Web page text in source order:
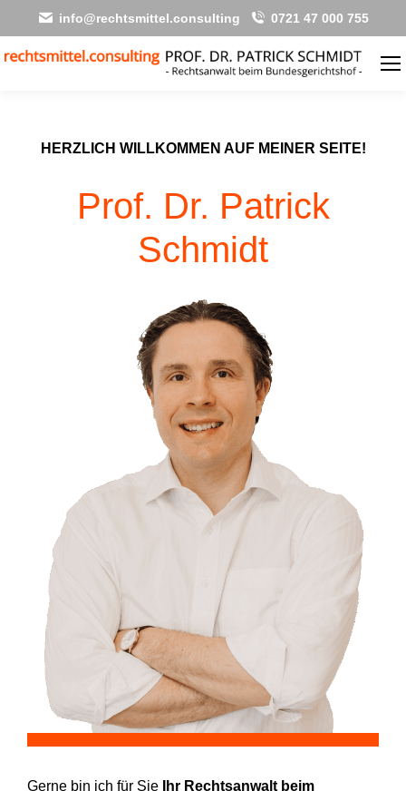
info@rechtsmittel.consulting 0721 47 000 755
HERZLICH WILLKOMMEN AUF MEINER SEITE!
Prof. Dr. Patrick
Schmidt
Gerne bin ich für Sie
Ihr Rechtsanwalt beim